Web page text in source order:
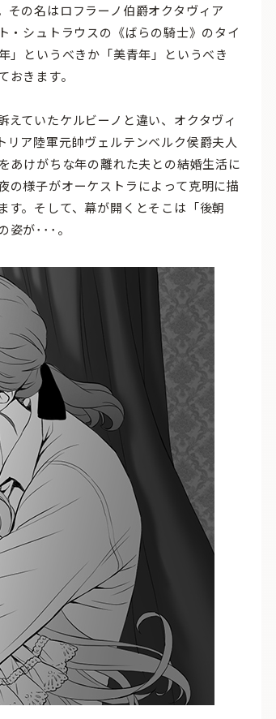
の名はロフラーノ伯爵オクタヴィア
・シュトラウスの《ばらの騎士》のタイ
」というべきか「美青年」というべき
きます。
ていたケルビーノと違い、オクタヴィ
ア陸軍元帥ヴェルテンベルク侯爵夫人
あけがちな年の離れた夫との結婚生活に
の様子がオーケストラによって克明に描
。そして、幕が開くとそこは「後朝
姿が･･･。